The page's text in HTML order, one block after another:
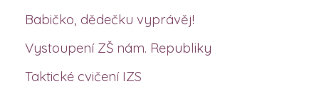
Babičko, dědečku vyprávěj!
Vystoupení ZŠ nám. Republiky
Taktické cvičení IZS